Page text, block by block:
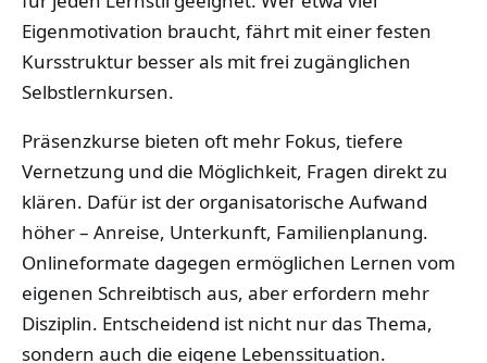
Eigenmotivation braucht, fährt mit einer festen
Kursstruktur besser als mit frei zugänglichen
Selbstlernkursen.
Präsenzkurse bieten oft mehr Fokus, tiefere
Vernetzung und die Möglichkeit, Fragen direkt zu
klären. Dafür ist der organisatorische Aufwand
höher – Anreise, Unterkunft, Familienplanung.
Onlineformate dagegen ermöglichen Lernen vom
eigenen Schreibtisch aus, aber erfordern mehr
Disziplin. Entscheidend ist nicht nur das Thema,
sondern auch die eigene Lebenssituation.